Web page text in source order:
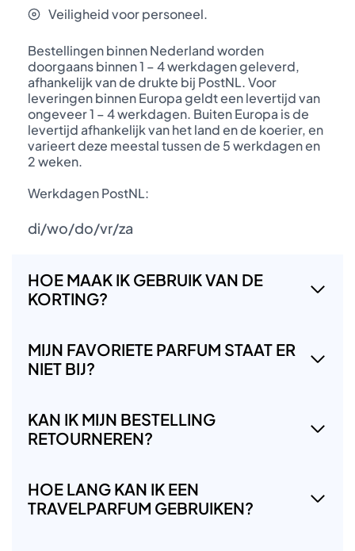
Veiligheid voor personeel.
Bestellingen binnen Nederland worden
doorgaans binnen 1 – 4 werkdagen geleverd,
afhankelijk van de drukte bij PostNL. Voor
leveringen binnen Europa geldt een levertijd van
ongeveer 1 – 4 werkdagen. Buiten Europa is de
levertijd afhankelijk van het land en de koerier, en
varieert deze meestal tussen de 5 werkdagen en
2 weken.
Werkdagen PostNL:
di/wo/do/vr/za
HOE MAAK IK GEBRUIK VAN DE
KORTING?
MIJN FAVORIETE PARFUM STAAT ER
NIET BIJ?
KAN IK MIJN BESTELLING
RETOURNEREN?
HOE LANG KAN IK EEN
TRAVELPARFUM GEBRUIKEN?